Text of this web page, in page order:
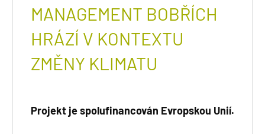
MANAGEMENT BOBŘÍCH
HRÁZÍ V KONTEXTU
ZMĚNY KLIMATU
Projekt je spolufinancován Evropskou Unií.